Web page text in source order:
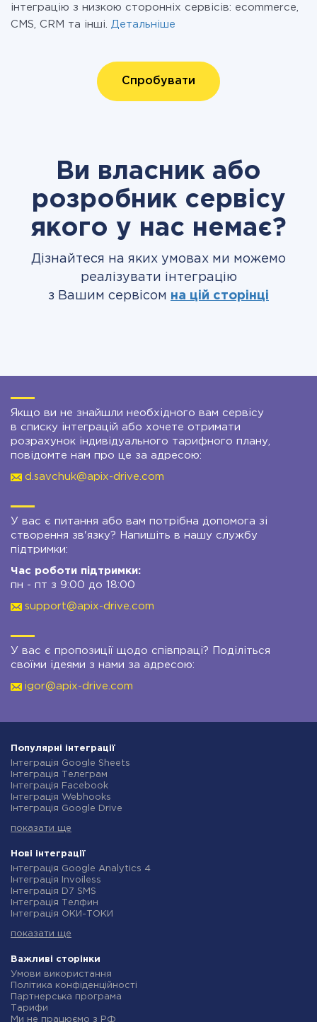
інтеграцію з низкою сторонніх сервісів: ecommerce,
CMS, CRM та інші. Детальніше
Спробувати
Ви власник або
розробник сервісу
якого у нас немає?
Дізнайтеся на яких умовах ми можемо
реалізувати інтеграцію
з Вашим сервісом на цій сторінці
Якщо ви не знайшли необхідного вам сервісу
в списку інтеграцій або хочете отримати
розрахунок індивідуального тарифного плану,
повідомте нам про це за адресою:
d.savchuk@apix-drive.com
У вас є питання або вам потрібна допомога зі
створення зв'язку? Напишіть в нашу службу
підтримки:
Час роботи підтримки:
пн - пт з 9:00 до 18:00
support@apix-drive.com
У вас є пропозиції щодо співпраці? Поділіться
своїми ідеями з нами за адресою:
igor@apix-drive.com
Популярні інтеграції
Інтеграція Google Sheets
Інтеграція Телеграм
Інтеграція Facebook
Інтеграція Webhooks
Інтеграція Google Drive
Інтеграція Gmail
Інтеграція Rozetka
Інтеграція OpenAI (ChatGPT)
Інтеграція Binotel
Інтеграція Prom
Інтеграція Приват24
Інтеграція OLX
Інтеграція SendPulse
Інтеграція Stream Telecom
Інтеграція Google Analytics
Інтеграція Creatio
Інтеграція Ringostat
Інтеграція Google Calendar
показати ще
Нові інтеграції
Інтеграція Google Analytics 4
Інтеграція Invoiless
Інтеграція D7 SMS
Інтеграція Телфин
Інтеграція ОКИ-ТОКИ
Інтеграція Microsoft Dynamics 365
Інтеграція TxtSync
Інтеграція Wire2Air
Інтеграція Corezoid
Інтеграція Infobip
Інтеграція Instasent
Інтеграція AtomPark
показати ще
Важливі сторінки
Умови використання
Політика конфіденційності
Партнерська програма
Тарифи
Ми не працюємо з РФ